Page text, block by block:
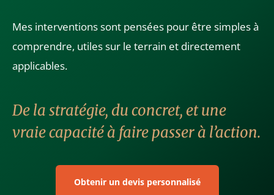
Mes interventions sont pensées pour être simples à
comprendre, utiles sur le terrain et directement
applicables.
De la stratégie, du concret, et une
vraie capacité à faire passer à l’action.
Obtenir un devis personnalisé